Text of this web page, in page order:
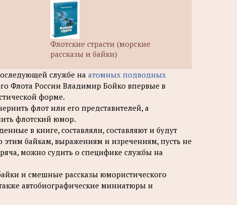
Флотские страсти (морские
рассказы и байки)
службе на атомных подводных
Флота России Владимир Бойко впервые в
форме.
флот или его представителей, а
флотский юмор.
в книге, составляли, составляют и будут
этим байкам, выражениям и изречениям, пусть не
можно судить о специфике службы на
и смешные рассказы юмористического
автобиографические миниатюры и